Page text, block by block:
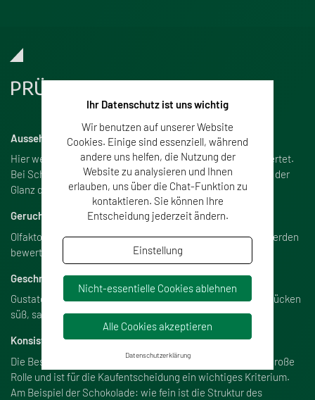
PRÜFPARAMETER
Aussehen
Hier werden unter anderem Form, Farbe und Struktur bewertet.
Bei Schokolade zum Bespiel spielen die Farbintensität und der
Glanz der Oberfläche eine Rolle.
Geruch
Olfaktorisch, also mit der Nase wahrnehmbare Merkmale werden
bewertet.
Geschmack
Gustatorisch werden Produkte mit den 5 Geschmackseindrücken
süß, salzig, sauer, bitter und umami bewertet.
Konsistenz
Die Beschaffenheit der Lebensmittel spielt ebenfalls eine große
Rolle und ist für die Kaufentscheidung ein wichtiges Kriterium.
Am Beispiel der Schokolade: wie fein ist die Struktur des
Ihr Datenschutz ist uns wichtig
Wir benutzen auf unserer Website
Cookies. Einige sind essenziell, während
andere uns helfen, die Nutzung der
Website zu analysieren und Ihnen
erlauben, uns über die Chat-Funktion zu
kontaktieren. Sie können Ihre
Entscheidung jederzeit ändern.
Einstellung
Nicht-essentielle Cookies ablehnen
Alle Cookies akzeptieren
Datenschutzerklärung